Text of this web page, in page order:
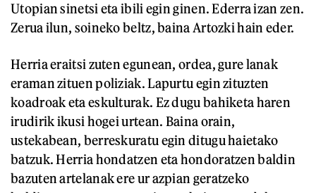
Utopian sinetsi eta ibili egin ginen. Ederra izan zen.
Zerua ilun, soineko beltz, baina Artozki hain eder.
Herria eraitsi zuten egunean, ordea, gure lanak
eraman zituen poliziak. Lapurtu egin zituzten
koadroak eta eskulturak. Ez dugu bahiketa haren
irudirik ikusi hogei urtean. Baina orain,
ustekabean, berreskuratu egin ditugu haietako
batzuk. Herria hondatzen eta hondoratzen baldin
bazuten artelanak ere ur azpian geratzeko